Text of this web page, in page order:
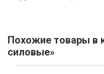
Похожие товары в
силовые»